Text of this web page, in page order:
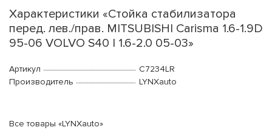
Характеристики «Стойка стабилизатора
перед. лев./прав. MITSUBISHI Carisma 1.6-1.9D
95-06 VOLVO S40 I 1.6-2.0 05-03»
Артикул
C7234LR
Производитель
LYNXauto
Все товары «LYNXauto»